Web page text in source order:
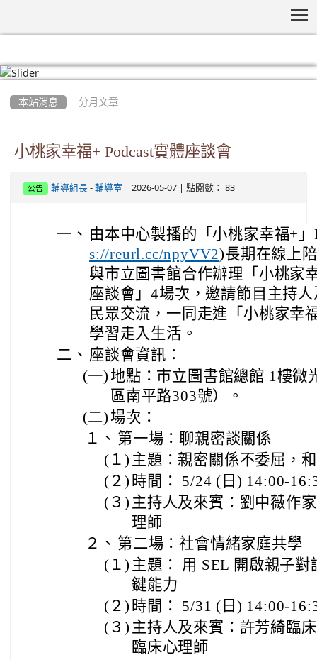
本站消息 分月文章
小桃家幸福+ Podcast實體座談會
公告 輔導組長 -輔導室 | 2026-05-07 | 點閱數： 83
一、 由本中心製播的「小桃家幸福+」
s://reurl.cc/npyVV2)長期在線上
與市立圖書館合作辦理「小桃家
座談會」4場次，邀請節目主持
民眾交流，一同走進「小桃家幸
學習走入生活。
二、 座談會資訊：
(一)地點：市立圖書館總館 1樓微
區南平路303號）。
(二)場次：
１、 第一場：聊親密談關係
(１) 主題：親密關係不委屈，
(２) 時間： 5/24 (日) 14:00-
(３) 主持人及來賓：劉中薇作
理師
２、 第二場：社會情緒家庭共學
(１) 主題： 用 SEL 開啟親子
鍵能力
(２) 時間： 5/31 (日) 14:00-
(３) 主持人及來賓：許芳綺臨
臨床心理師